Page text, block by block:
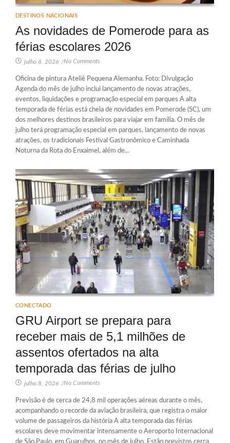
DESTINOS NACIONAIS
As novidades de Pomerode para as
férias escolares 2026
julho 8, 2026 /No Comments
Oficina de pintura Ateliê Pequena Alemanha. Foto: Divulgação
Agenda do mês de julho inclui lançamento de novas atrações,
eventos, liquidações e programação especial em parques A alta
temporada de férias está cheia de novidades em Pomerode (SC), um
dos melhores destinos brasileiros para viajar em família. O mês de
julho terá programação especial em parques, lançamento de novas
atrações, os tradicionais Festival Gastronômico e Caminhada
Noturna da Rota do Enxaimel, além de...
CONECTADO
GRU Airport se prepara para
receber mais de 5,1 milhões de
assentos ofertados na alta
temporada das férias de julho
julho 8, 2026 /No Comments
Previsão é de cerca de 24,8 mil operações aéreas durante o mês,
acompanhando o recorde da aviação brasileira, que registra o maior
volume de passageiros da história A alta temporada das férias
escolares deve movimentar intensamente o Aeroporto Internacional